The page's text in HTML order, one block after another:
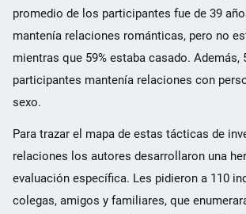
promedio de los participantes fue de 39
mantenía relaciones románticas, pero no
mientras que 59% estaba casado. Además,
participantes mantenía relaciones con
sexo.
Para trazar el mapa de estas tácticas de
relaciones los autores desarrollaron una
evaluación específica. Les pidieron a 110
colegas, amigos y familiares, que